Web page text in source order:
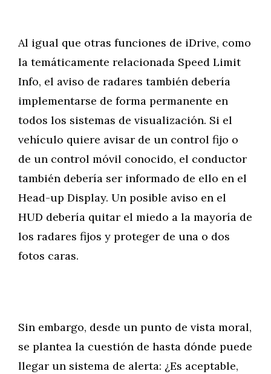
Al igual que otras funciones de iDrive, como
la temáticamente relacionada Speed Limit
Info, el aviso de radares también debería
implementarse de forma permanente en
todos los sistemas de visualización. Si el
vehículo quiere avisar de un control fijo o
de un control móvil conocido, el conductor
también debería ser informado de ello en el
Head-up Display. Un posible aviso en el
HUD debería quitar el miedo a la mayoría de
los radares fijos y proteger de una o dos
fotos caras.
Sin embargo, desde un punto de vista moral,
se plantea la cuestión de hasta dónde puede
llegar un sistema de alerta: ¿Es aceptable,